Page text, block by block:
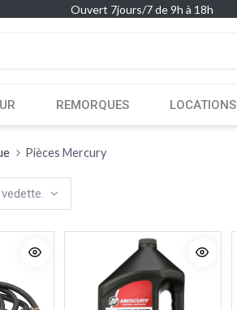
Ouvert 7jours/7 de 9h à 18h
REMORQUES LOCATIONS
Pièces Mercury